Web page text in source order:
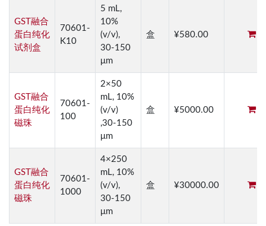
GST融合
蛋白纯化
试剂盒
70601-
K10
5 mL,
10%
(v/v),
30-150
μm
盒 ¥580.00
GST融合
蛋白纯化
磁珠
70601-
100
2×50
mL, 10%
(v/v)
,30-150
μm
盒 ¥5000.00
GST融合
蛋白纯化
磁珠
70601-
1000
4×250
mL, 10%
(v/v),
30-150
μm
盒 ¥30000.00